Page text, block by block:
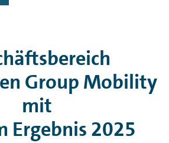
Group Mobility
mit
Ergebnis 2025